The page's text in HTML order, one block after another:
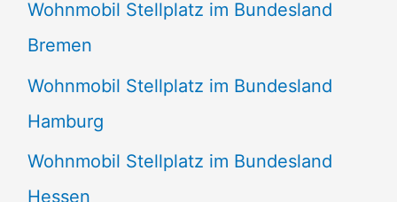
Wohnmobil Stellplatz im Bundesland
Bremen
Wohnmobil Stellplatz im Bundesland
Hamburg
Wohnmobil Stellplatz im Bundesland
Hessen